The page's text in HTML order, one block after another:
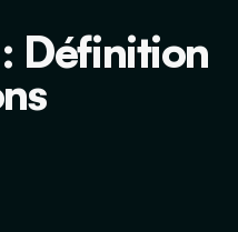
Définition